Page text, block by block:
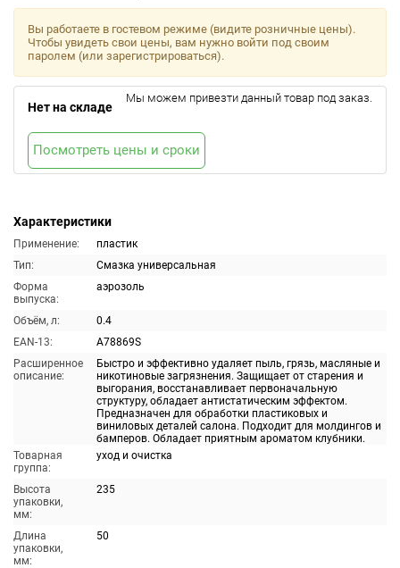
Характеристики
Применение:
пластик
Тип:
Смазка универсальная
Форма
выпуска:
аэрозоль
Объём, л:
0.4
EAN-13:
A78869S
Расширенное
описание:
Быстро и эффективно удаляет пыль, грязь, масляные и
никотиновые загрязнения. Защищает от старения и
выгорания, восстанавливает первоначальную
структуру, обладает антистатическим эффектом.
Предназначен для обработки пластиковых и
виниловых деталей салона. Подходит для молдингов и
бамперов. Обладает приятным ароматом клубники.
Товарная
группа:
уход и очистка
Высота
упаковки,
мм:
235
Длина
упаковки,
мм:
50
Вы работаете в гостевом режиме (видите розничные цены).
Чтобы увидеть свои цены, вам нужно войти под своим
паролем (или зарегистрироваться).
Нет на складе
Мы можем привезти данный товар под заказ.
Посмотреть цены и сроки